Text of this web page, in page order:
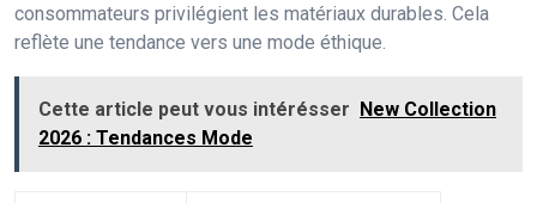
consommateurs privilégient les matériaux durables. Cela
reflète une tendance vers une mode éthique.
Cette article peut vous intérésser New Collection
2026 : Tendances Mode